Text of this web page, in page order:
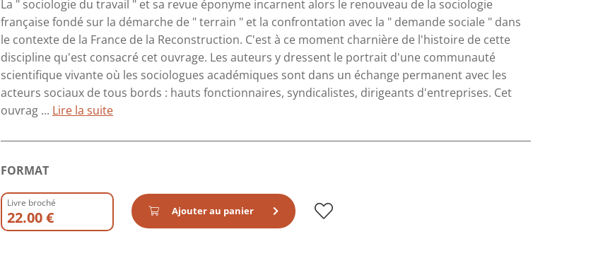
La " sociologie du travail " et sa revue éponyme incarnent alors le renouveau de la sociologie
française fondé sur la démarche de " terrain " et la confrontation avec la " demande sociale " dans
le contexte de la France de la Reconstruction. C'est à ce moment charnière de l'histoire de cette
discipline qu'est consacré cet ouvrage. Les auteurs y dressent le portrait d'une communauté
scientifique vivante où les sociologues académiques sont dans un échange permanent avec les
acteurs sociaux de tous bords : hauts fonctionnaires, syndicalistes, dirigeants d'entreprises. Cet
ouvrag ... Lire la suite
FORMAT
Livre broché
22.00 € Ajouter au panier